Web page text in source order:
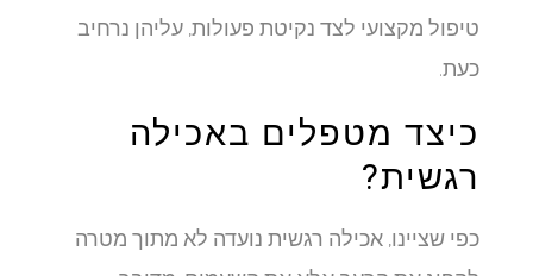
טיפול מקצועי לצד נקיטת פעולות, עליהן נרחיב
כעת.
כיצד מטפלים באכילה
רגשית?
כפי שציינו, אכילה רגשית נועדה לא מתוך מטרה